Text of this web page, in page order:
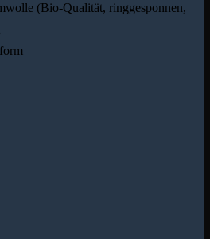
(Bio-Qualität, ringgesponnen,